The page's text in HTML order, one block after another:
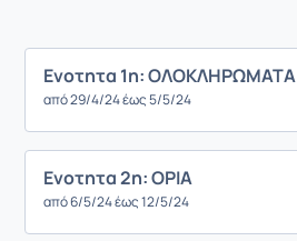
Ενοτητα 1η: ΟΛΟΚΛΗΡΩΜΑΤΑ
από 29/4/24 έως 5/5/24
Ενοτητα 2η: ΟΡΙΑ
από 6/5/24 έως 12/5/24